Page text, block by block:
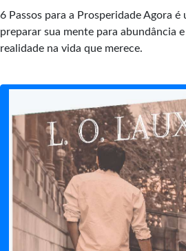
6 Passos para a Prosperidade Agora
preparar sua mente para abundância
realidade na vida que merece.